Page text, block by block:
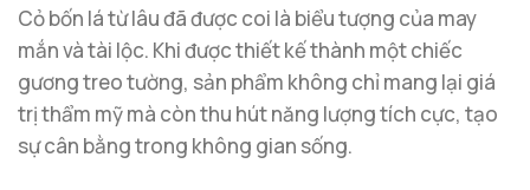
Cỏ bốn lá từ lâu đã được coi là biểu tượng của may
mắn và tài lộc. Khi được thiết kế thành một chiếc
gương treo tường, sản phẩm không chỉ mang lại giá
trị thẩm mỹ mà còn thu hút năng lượng tích cực, tạo
sự cân bằng trong không gian sống.